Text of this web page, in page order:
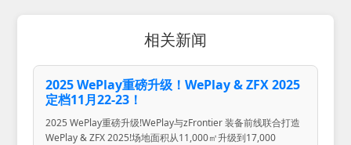
相关新闻
2025 WePlay重磅升级！WePlay & ZFX 2025
定档11月22-23！
2025 WePlay重磅升级!WePlay与zFrontier 装备前线联合打造
WePlay & ZFX 2025!场地面积从11,000㎡升级到17,000